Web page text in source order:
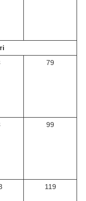
79
99
119